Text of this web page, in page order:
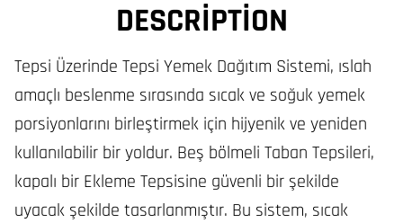
DESCRIPTION
Tepsi Üzerinde Tepsi Yemek Dağıtım Sistemi, ıslah
amaçlı beslenme sırasında sıcak ve soğuk yemek
porsiyonlarını birleştirmek için hijyenik ve yeniden
kullanılabilir bir yoldur. Beş bölmeli Taban Tepsileri,
kapalı bir Ekleme Tepsisine güvenli bir şekilde
uyacak şekilde tasarlanmıştır. Bu sistem, sıcak